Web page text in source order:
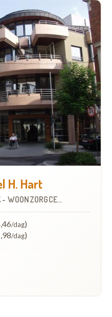
H. Hart
- WOONZORGCENTRUM (WZC)
/dag)
/dag)